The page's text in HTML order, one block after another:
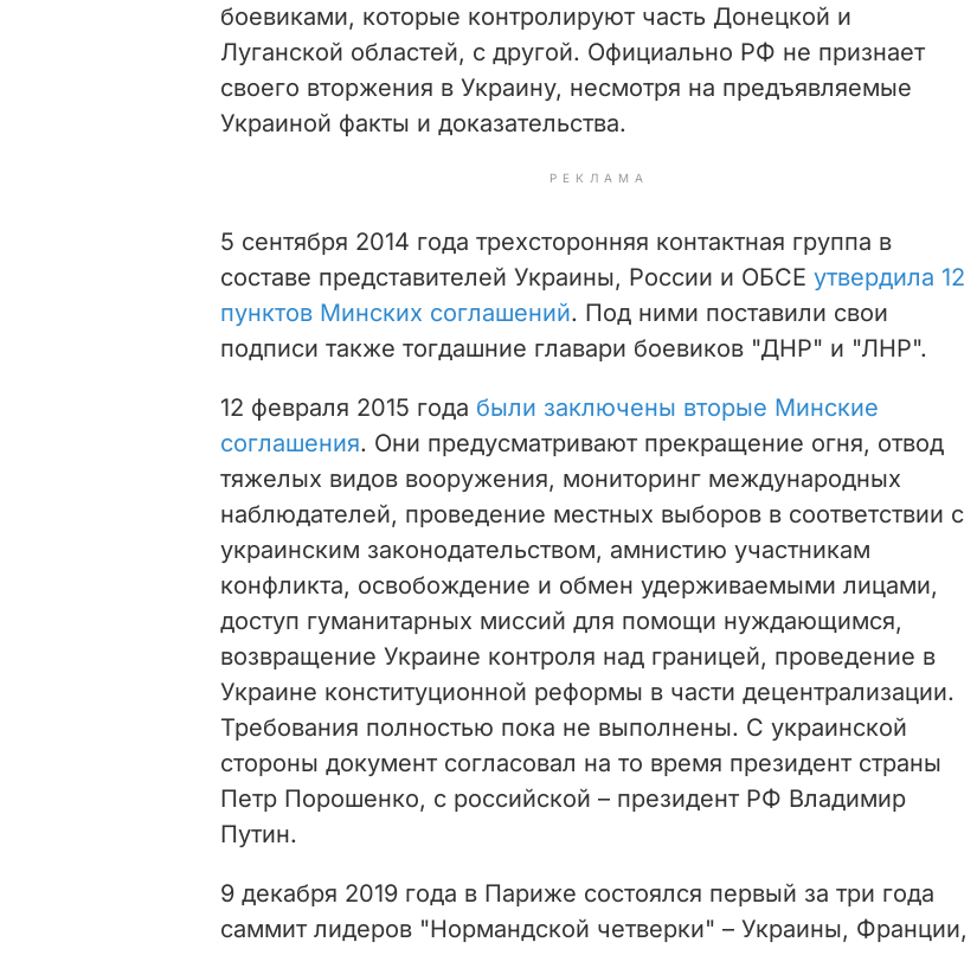
боевиками, которые контролируют часть Донецкой и
Луганской областей, с другой. Официально РФ не признает
своего вторжения в Украину, несмотря на предъявляемые
Украиной факты и доказательства.
РЕКЛАМА
5 сентября 2014 года трехсторонняя контактная группа в
составе представителей Украины, России и ОБСЕ утвердила 12
пунктов Минских соглашений. Под ними поставили свои
подписи также тогдашние главари боевиков "ДНР" и "ЛНР".
12 февраля 2015 года были заключены вторые Минские
соглашения. Они предусматривают прекращение огня, отвод
тяжелых видов вооружения, мониторинг международных
наблюдателей, проведение местных выборов в соответствии с
украинским законодательством, амнистию участникам
конфликта, освобождение и обмен удерживаемыми лицами,
доступ гуманитарных миссий для помощи нуждающимся,
возвращение Украине контроля над границей, проведение в
Украине конституционной реформы в части децентрализации.
Требования полностью пока не выполнены. С украинской
стороны документ согласовал на то время президент страны
Петр Порошенко, с российской – президент РФ Владимир
Путин.
9 декабря 2019 года в Париже состоялся первый за три года
саммит лидеров "Нормандской четверки" – Украины, Франции,